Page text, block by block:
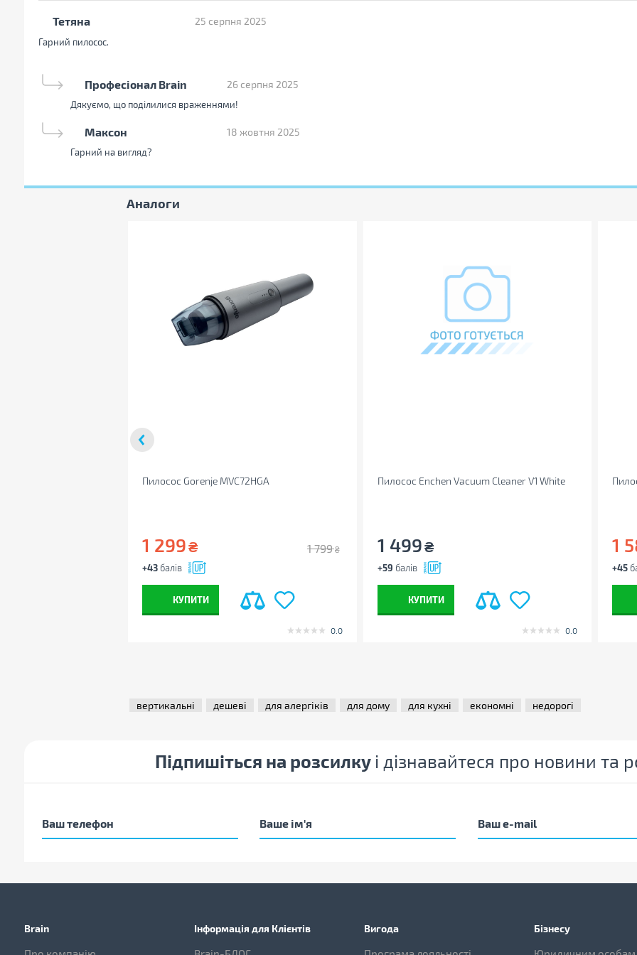
зовнішній вигляд і комплектацію товарів без попередження
Тетяна 25 серпня 2025
Гарний пилосос.
Ваше ім'я:
Ваш e-mail:
Професіонал Brain 26 серпня 2025
Дякуємо, що поділилися враженнями!
Ваше ім'я:
Максон 18 жовтня 2025
Гарний на вигляд?
Аналоги
Пилосос Gorenje MVC72HGA
1 299₴ 1 799 ₴
+43 балів
КУПИТИ
0.0
Пилосос Enchen Vacuum Cleaner V1 White
1 499₴
+59 балів
КУПИТИ
0.0
1
+45
вертикальні дешеві для алергіків для дому для кухні економні недорогі
Підпишіться на розсилку і дізнавайтеся про новини та
Brain Інформація для Клієнтів Вигода Бізнесу